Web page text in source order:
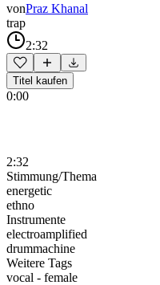
vonPraz Khanal
trap
2:32
Titel kaufen
0:00
2:32
Stimmung/Thema
energetic
ethno
Instrumente
electroamplified
drummachine
Weitere Tags
vocal - female